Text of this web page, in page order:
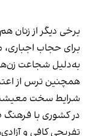
برخی دیگر از زنان
برای حجاب
به‌دلیل شجاعت
همچنین ترس از
شرایط سخت
در کشوری با فرهنگ
تفریحی کافی و